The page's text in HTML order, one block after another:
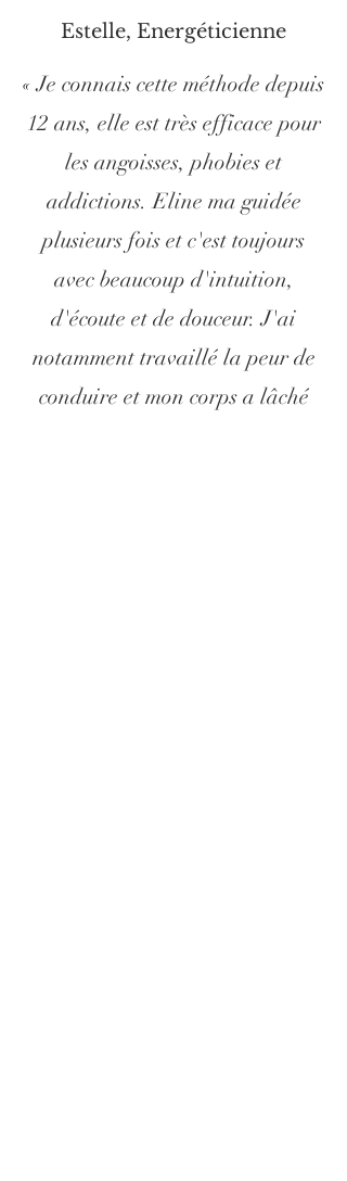
Estelle, Energéticienne
« Je connais cette méthode depuis
12 ans, elle est très efficace pour
les angoisses, phobies et
addictions. Eline ma guidée
plusieurs fois et c'est toujours
avec beaucoup d'intuition,
d'écoute et de douceur. J'ai
notamment travaillé la peur de
conduire et mon corps a lâché